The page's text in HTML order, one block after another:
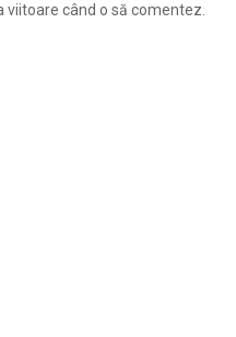
când o să comentez.